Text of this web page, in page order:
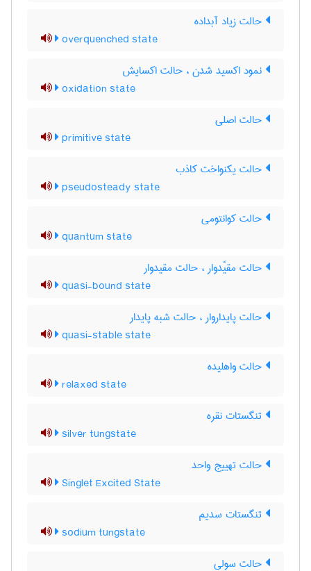
حالت زیاد آبداده
overquenched state
نمود اکسید شدن ، حالت اکسایش
oxidation state
حالت اصلی
primitive state
حالت یکنواخت کاذب
pseudosteady state
حالت کوانتومی
quantum state
حالت مقیّدوار ، حالت مقیدوار
quasi-bound state
حالت پایداروار ، حالت شبه پایدار
quasi-stable state
حالت واهلیده
relaxed state
تنگستات نقره
silver tungstate
حالت تهییج واحد
Singlet Excited State
تنگستات سدیم
sodium tungstate
حالت سولی